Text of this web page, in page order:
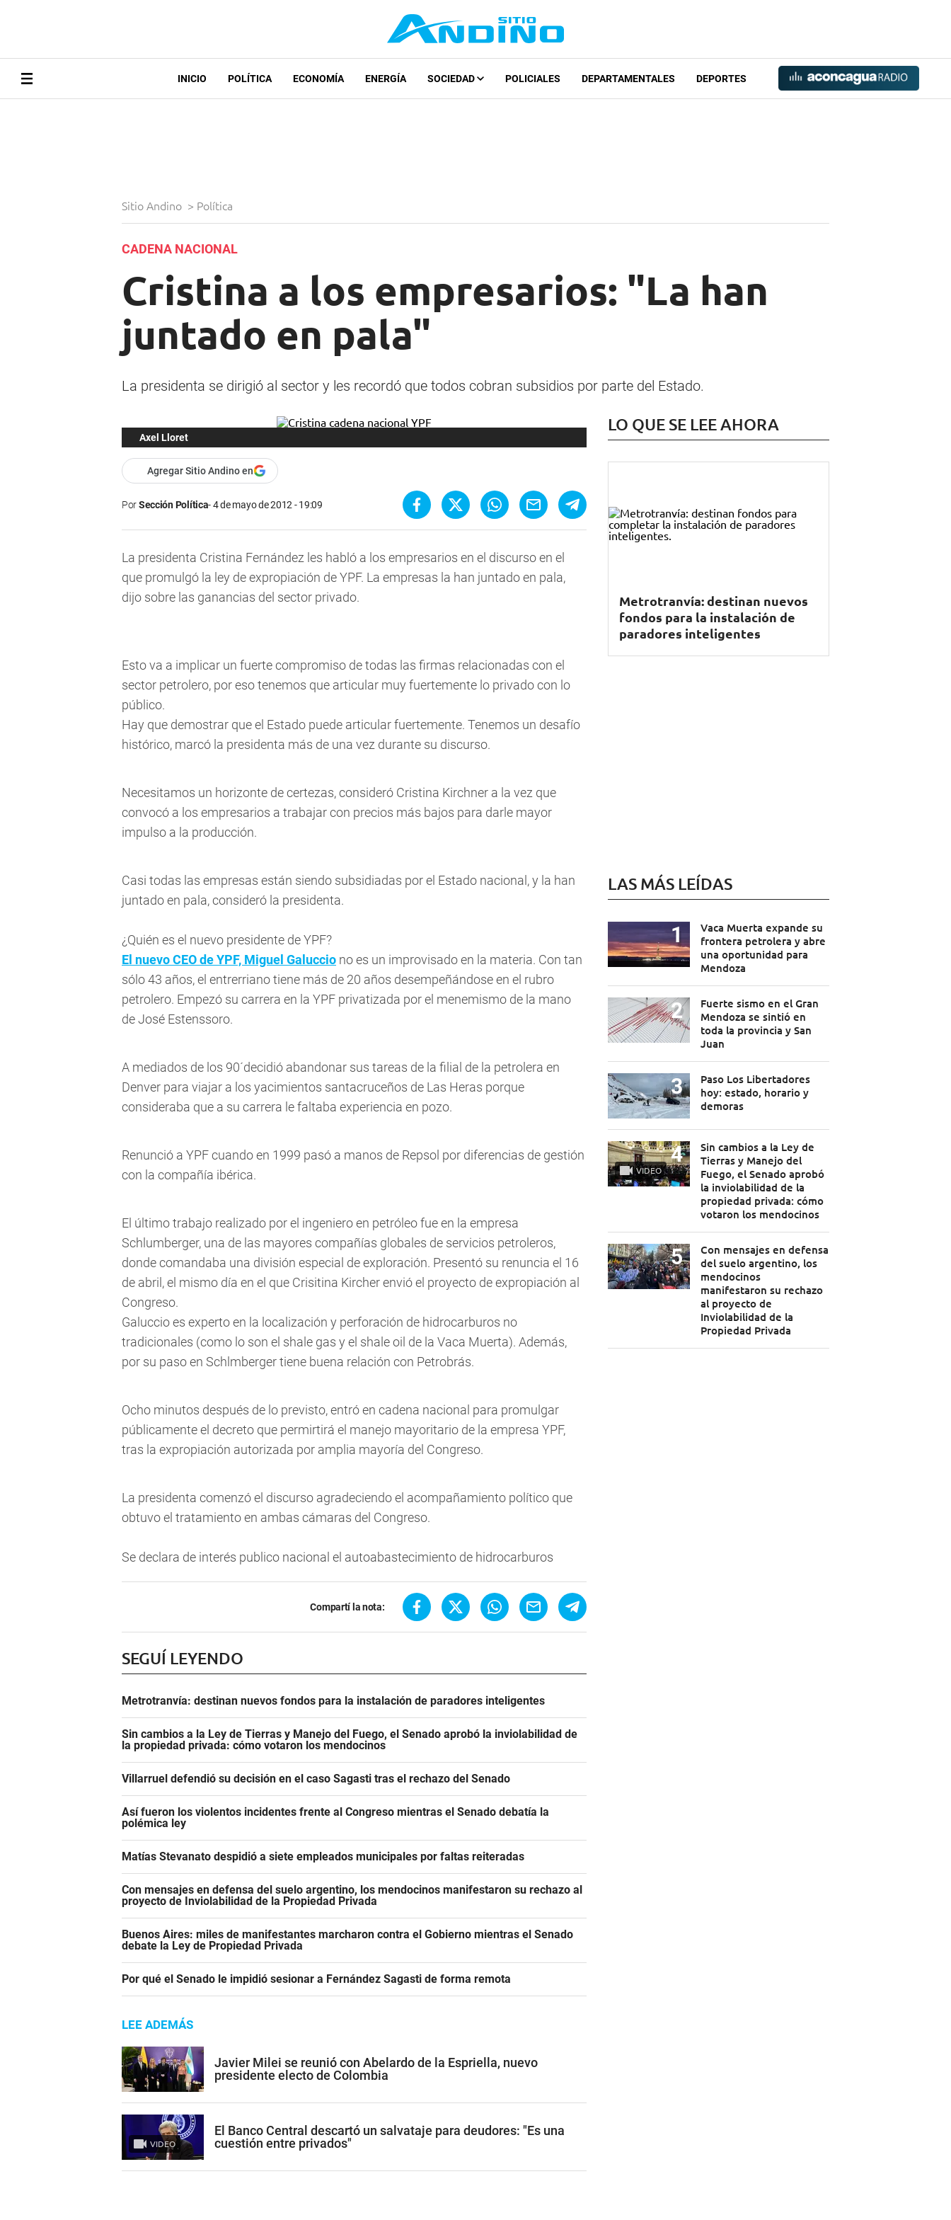
INICIO POLÍTICA ECONOMÍA ENERGÍA SOCIEDAD POLICIALES DEPARTAMENTALES DEPORTES
Sitio Andino > Política
CADENA NACIONAL
Cristina a los empresarios: "La han
juntado en pala"
La presidenta se dirigió al sector y les recordó que todos cobran subsidios por parte del Estado.
Axel Lloret
Agregar Sitio Andino en
PorSección Política 4 de mayo de 2012 - 19:09
La presidenta Cristina Fernández les habló a los empresarios en el discurso en el
que promulgó la ley de expropiación de YPF. La empresas la han juntado en pala,
dijo sobre las ganancias del sector privado.
Esto va a implicar un fuerte compromiso de todas las firmas relacionadas con el
sector petrolero, por eso tenemos que articular muy fuertemente lo privado con lo
público.
Hay que demostrar que el Estado puede articular fuertemente. Tenemos un desafío
histórico, marcó la presidenta más de una vez durante su discurso.
Necesitamos un horizonte de certezas, consideró Cristina Kirchner a la vez que
convocó a los empresarios a trabajar con precios más bajos para darle mayor
impulso a la producción.
Casi todas las empresas están siendo subsidiadas por el Estado nacional, y la han
juntado en pala, consideró la presidenta.
¿Quién es el nuevo presidente de YPF?
El nuevo CEO de YPF, Miguel Galuccio no es un improvisado en la materia. Con tan
sólo 43 años, el entrerriano tiene más de 20 años desempeñándose en el rubro
petrolero. Empezó su carrera en la YPF privatizada por el menemismo de la mano
de José Estenssoro.
A mediados de los 90´decidió abandonar sus tareas de la filial de la petrolera en
Denver para viajar a los yacimientos santacruceños de Las Heras porque
consideraba que a su carrera le faltaba experiencia en pozo.
Renunció a YPF cuando en 1999 pasó a manos de Repsol por diferencias de gestión
con la compañía ibérica.
El último trabajo realizado por el ingeniero en petróleo fue en la empresa
Schlumberger, una de las mayores compañías globales de servicios petroleros,
donde comandaba una división especial de exploración. Presentó su renuncia el 16
de abril, el mismo día en el que Crisitina Kircher envió el proyecto de expropiación al
Congreso.
Galuccio es experto en la localización y perforación de hidrocarburos no
tradicionales (como lo son el shale gas y el shale oil de la Vaca Muerta). Además,
por su paso en Schlmberger tiene buena relación con Petrobrás.
Ocho minutos después de lo previsto, entró en cadena nacional para promulgar
públicamente el decreto que permirtirá el manejo mayoritario de la empresa YPF,
tras la expropiación autorizada por amplia mayoría del Congreso.
La presidenta comenzó el discurso agradeciendo el acompañamiento político que
obtuvo el tratamiento en ambas cámaras del Congreso.
Se declara de interés publico nacional el autoabastecimiento de hidrocarburos
Compartí la nota:
SEGUÍ LEYENDO
Metrotranvía: destinan nuevos fondos para la instalación de paradores inteligentes
Sin cambios a la Ley de Tierras y Manejo del Fuego, el Senado aprobó la inviolabilidad de
la propiedad privada: cómo votaron los mendocinos
Villarruel defendió su decisión en el caso Sagasti tras el rechazo del Senado
Así fueron los violentos incidentes frente al Congreso mientras el Senado debatía la
polémica ley
Matías Stevanato despidió a siete empleados municipales por faltas reiteradas
Con mensajes en defensa del suelo argentino, los mendocinos manifestaron su rechazo al
proyecto de Inviolabilidad de la Propiedad Privada
Buenos Aires: miles de manifestantes marcharon contra el Gobierno mientras el Senado
debate la Ley de Propiedad Privada
Por qué el Senado le impidió sesionar a Fernández Sagasti de forma remota
LEE ADEMÁS
Javier Milei se reunió con Abelardo de la Espriella, nuevo
presidente electo de Colombia
VIDEO
El Banco Central descartó un salvataje para deudores: "Es una
cuestión entre privados"
LO QUE SE LEE AHORA
Metrotranvía: destinan nuevos
fondos para la instalación de
paradores inteligentes
LAS MÁS LEÍDAS
Vaca Muerta expande su
frontera petrolera y abre
una oportunidad para
Mendoza
Fuerte sismo en el Gran
Mendoza se sintió en
toda la provincia y San
Juan
Paso Los Libertadores
hoy: estado, horario y
demoras
VIDEO
Sin cambios a la Ley de
Tierras y Manejo del
Fuego, el Senado aprobó
la inviolabilidad de la
propiedad privada: cómo
votaron los mendocinos
Con mensajes en defensa
del suelo argentino, los
mendocinos
manifestaron su rechazo
al proyecto de
Inviolabilidad de la
Propiedad Privada